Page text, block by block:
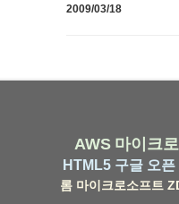
2009/03/18
AWS 마이크
HTML5 구글 오픈
롬 마이크로소프트